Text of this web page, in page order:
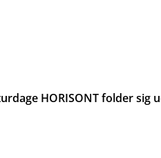
HORISONT folder sig